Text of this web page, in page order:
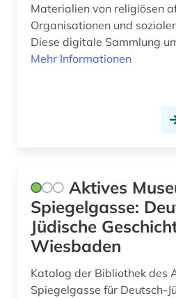
ethnosoziologie (1)
eugenio pacelli (1)
evangeliar (2)
evangelien (1)
evangelisch (1)
Materialien von religiösen
Organisationen und
Mehr Informationen
Aktives
Spiegelgasse:
Jüdische
Wiesbaden
Katalog der Bibliothek des
Spiegelgasse für Deutsch-Jüdische Geschichte